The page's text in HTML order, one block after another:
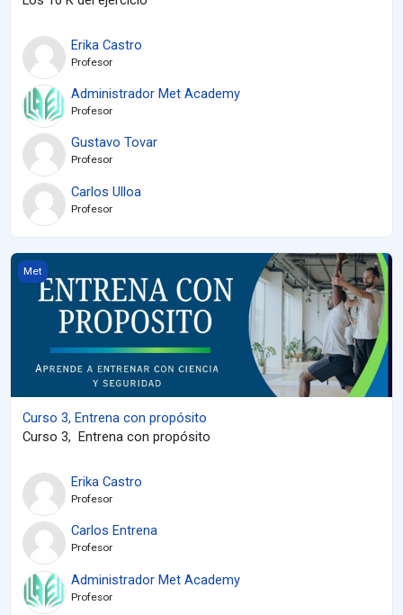
Erika Castro
Profesor
Administrador Met Academy
Profesor
Gustavo Tovar
Profesor
Carlos Ulloa
Profesor
Curso 3, Entrena con propósito
Met
Curso 3, Entrena con propósito
Curso 3, Entrena con propósito
Erika Castro
Profesor
Carlos Entrena
Profesor
Administrador Met Academy
Profesor